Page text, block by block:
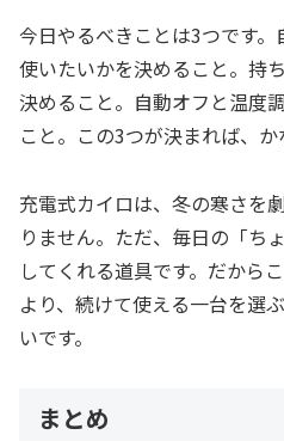
今日やるべきことは3つです
使いたいかを決めること。持
決めること。自動オフと温度
こと。この3つが決まれば、か
充電式カイロは、冬の寒さを
りません。ただ、毎日の「ち
してくれる道具です。だから
より、続けて使える一台を選
いです。
まとめ